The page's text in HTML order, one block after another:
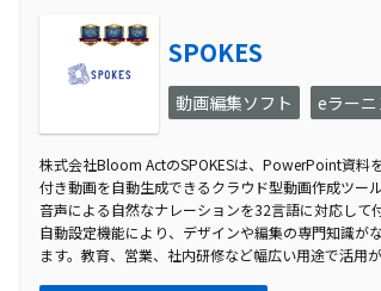
SPOKES
動画編集ソフト eラー
株式会社Bloom ActのSPOKESは、PowerPoint資料
付き動画を自動生成できるクラウド型動画作成ツー
音声による自然なナレーションを32言語に対応して
自動設定機能により、デザインや編集の専門知識が
ます。教育、営業、社内研修など幅広い用途で活用が